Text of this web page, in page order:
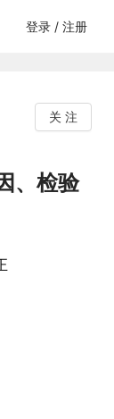
登录 / 注册
关 注
、检验